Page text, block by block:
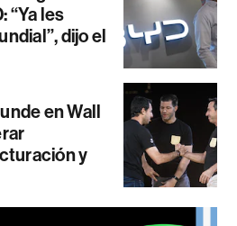
“Ya les
dijo el
en Wall
y